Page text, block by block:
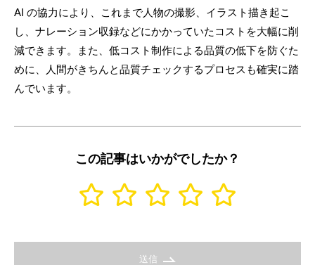
AI の協力により、これまで人物の撮影、イラスト描き起こ
し、ナレーション収録などにかかっていたコストを大幅に削
減できます。また、低コスト制作による品質の低下を防ぐた
めに、人間がきちんと品質チェックするプロセスも確実に踏
んでいます。
この記事はいかがでしたか？
送信